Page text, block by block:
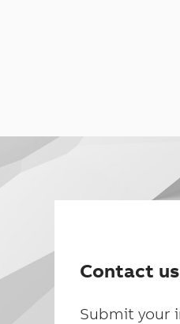
Contact us
Submit your